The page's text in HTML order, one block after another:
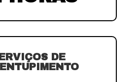
DE